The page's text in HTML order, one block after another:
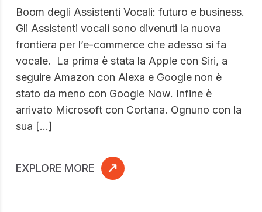
Boom degli Assistenti Vocali: futuro e business.
Gli Assistenti vocali sono divenuti la nuova
frontiera per l’e-commerce che adesso si fa
vocale. La prima è stata la Apple con Siri, a
seguire Amazon con Alexa e Google non è
stato da meno con Google Now. Infine è
arrivato Microsoft con Cortana. Ognuno con la
sua […]
EXPLORE MORE